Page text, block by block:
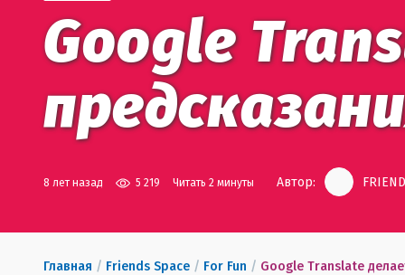
Google
8 лет назад 5 219 Читать 2 минуты Автор:
Главная / Friends Space / For Fun / Google Translate